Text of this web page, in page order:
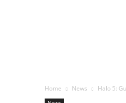
Home News Halo 5: